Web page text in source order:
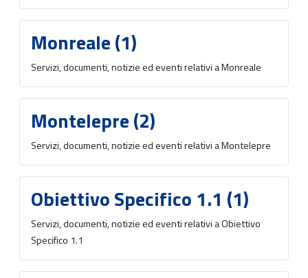
Monreale (1)
Servizi, documenti, notizie ed eventi relativi a Monreale
Montelepre (2)
Servizi, documenti, notizie ed eventi relativi a Montelepre
Obiettivo Specifico 1.1 (1)
Servizi, documenti, notizie ed eventi relativi a Obiettivo
Specifico 1.1